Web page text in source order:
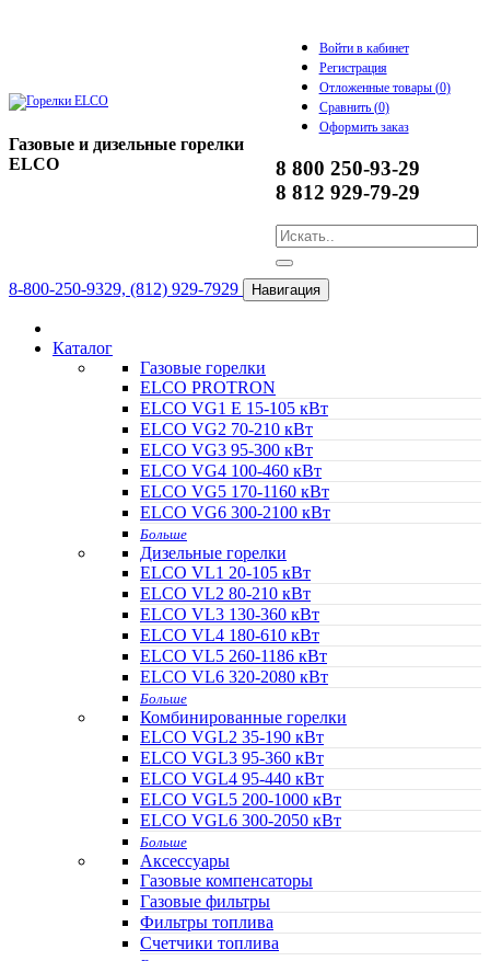
Газовые и дизельные горелки
ELCO
Войти в кабинет
Регистрация
Отложенные товары (0)
Сравнить (0)
Оформить заказ
8 800 250-93-29
8 812 929-79-29
8-800-250-9329, (812) 929-7929 Навигация
Каталог
Газовые горелки
ELCO PROTRON
ELCO VG1 E 15-105 кВт
ELCO VG2 70-210 кВт
ELCO VG3 95-300 кВт
ELCO VG4 100-460 кВт
ELCO VG5 170-1160 кВт
ELCO VG6 300-2100 кВт
Больше
Дизельные горелки
ELCO VL1 20-105 кВт
ELCO VL2 80-210 кВт
ELCO VL3 130-360 кВт
ELCO VL4 180-610 кВт
ELCO VL5 260-1186 кВт
ELCO VL6 320-2080 кВт
Больше
Комбинированные горелки
ELCO VGL2 35-190 кВт
ELCO VGL3 95-360 кВт
ELCO VGL4 95-440 кВт
ELCO VGL5 200-1000 кВт
ELCO VGL6 300-2050 кВт
Больше
Аксессуары
Газовые компенсаторы
Газовые фильтры
Фильтры топлива
Счетчики топлива